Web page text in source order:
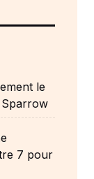
le
Sparrow
7 pour